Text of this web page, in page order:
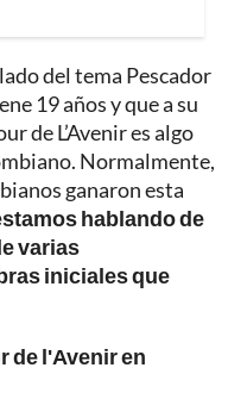
del tema Pescador
19 años y que a su
de L’Avenir es algo
Normalmente,
ganaron esta
hablando de
varias
iniciales que
de l'Avenir en